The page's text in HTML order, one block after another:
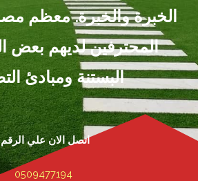
الخبرة والخبرة. معظم
المحترفين لديهم بعض
البستنة ومبادئ
اتصل الان علي
0509477194